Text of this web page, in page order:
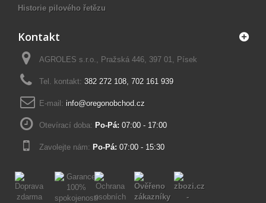
Historie pilového řetězu
Kontakt
AGROLES s.r.o., Pražská 446, 397 01, Písek
Tel. kontakt: 382 272 108, 702 161 939
E-mail: info@oregonobchod.cz
Otevírací doba: Po-Pá: 07:00 - 17:00
Zavolejte nám: Po-Pá: 07:00 - 15:30